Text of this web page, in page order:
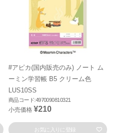
#アピカ(国内販売のみ) ノート ム
ーミン学習帳 B5 クリーム色
LUS10SS
商品コード:4970090810321
小売価格 ¥210
お気に入りに登録